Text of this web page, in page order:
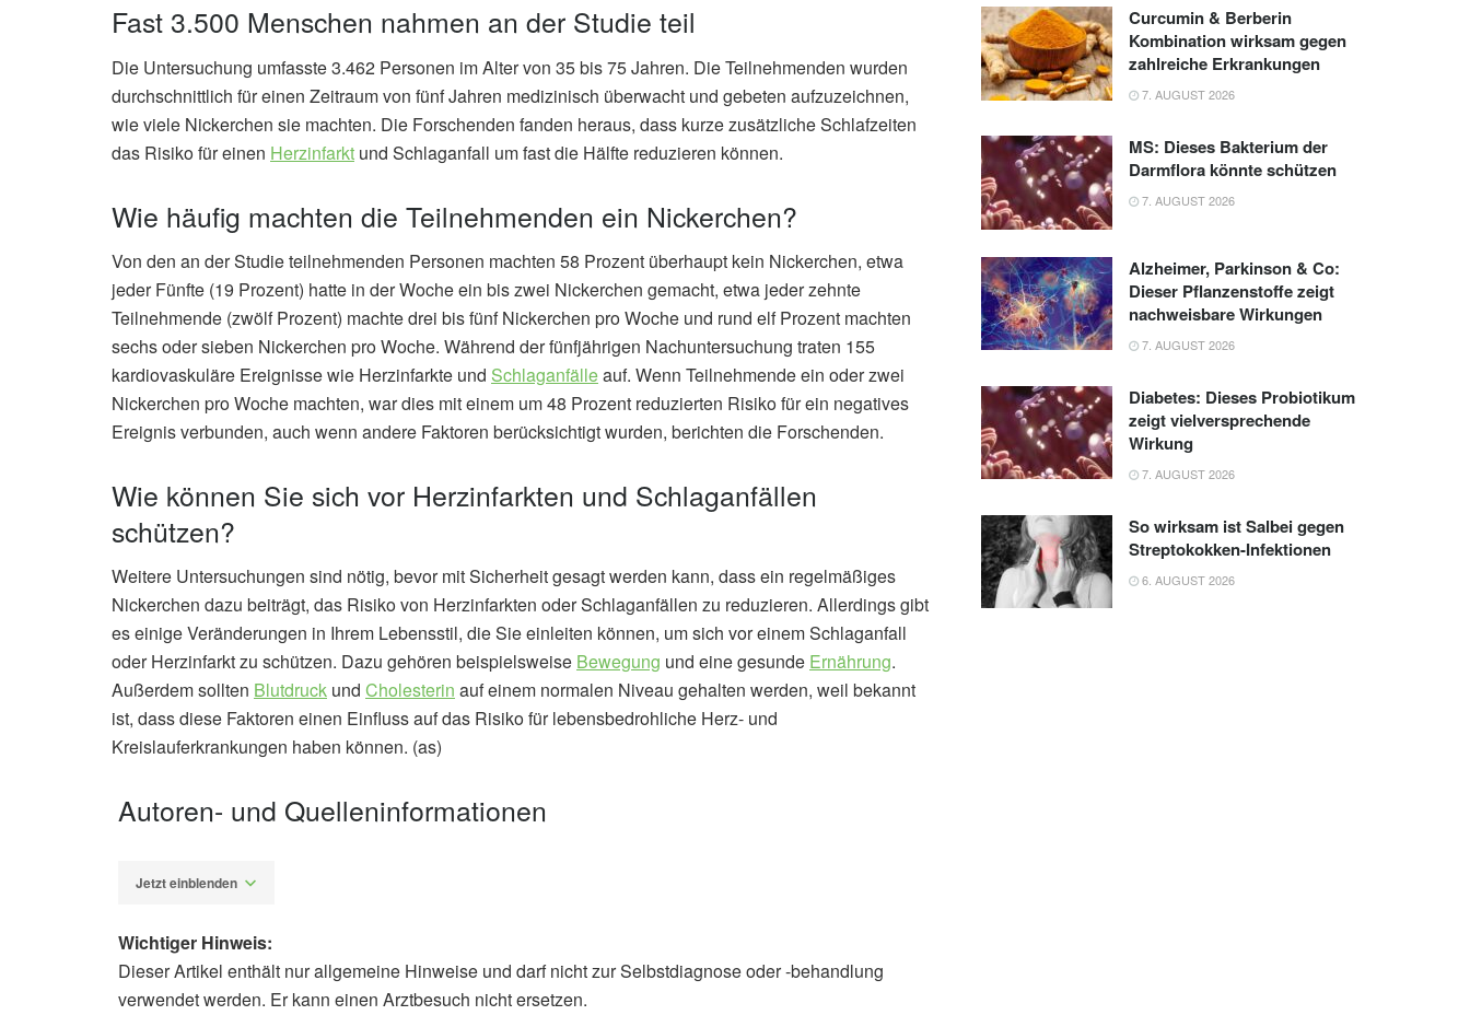
Fast 3.500 Menschen nahmen an der Studie teil
Die Untersuchung umfasste 3.462 Personen im Alter von 35 bis 75 Jahren. Die Teilnehmenden wurden
durchschnittlich für einen Zeitraum von fünf Jahren medizinisch überwacht und gebeten aufzuzeichnen,
wie viele Nickerchen sie machten. Die Forschenden fanden heraus, dass kurze zusätzliche Schlafzeiten
das Risiko für einen Herzinfarkt und Schlaganfall um fast die Hälfte reduzieren können.
Wie häufig machten die Teilnehmenden ein Nickerchen?
Von den an der Studie teilnehmenden Personen machten 58 Prozent überhaupt kein Nickerchen, etwa
jeder Fünfte (19 Prozent) hatte in der Woche ein bis zwei Nickerchen gemacht, etwa jeder zehnte
Teilnehmende (zwölf Prozent) machte drei bis fünf Nickerchen pro Woche und rund elf Prozent machten
sechs oder sieben Nickerchen pro Woche. Während der fünfjährigen Nachuntersuchung traten 155
kardiovaskuläre Ereignisse wie Herzinfarkte und Schlaganfälleauf. Wenn Teilnehmende ein oder zwei
Nickerchen pro Woche machten, war dies mit einem um 48 Prozent reduzierten Risiko für ein negatives
Ereignis verbunden, auch wenn andere Faktoren berücksichtigt wurden, berichten die Forschenden.
Wie können Sie sich vor Herzinfarkten und Schlaganfällen
schützen?
Weitere Untersuchungen sind nötig, bevor mit Sicherheit gesagt werden kann, dass ein regelmäßiges
Nickerchen dazu beiträgt, das Risiko von Herzinfarkten oder Schlaganfällen zu reduzieren. Allerdings gibt
es einige Veränderungen in Ihrem Lebensstil, die Sie einleiten können, um sich vor einem Schlaganfall
oder Herzinfarkt zu schützen. Dazu gehören beispielsweise Bewegung und eine gesunde Ernährung.
Außerdem sollten Blutdruck und Cholesterin auf einem normalen Niveau gehalten werden, weil bekannt
ist, dass diese Faktoren einen Einfluss auf das Risiko für lebensbedrohliche Herz- und
Kreislauferkrankungen haben können. (as)
Autoren- und Quelleninformationen
Jetzt einblenden
Alexander Stindt
Wichtiger Hinweis:
Dieser Artikel enthält nur allgemeine Hinweise und darf nicht zur Selbstdiagnose oder -behandlung
verwendet werden. Er kann einen Arztbesuch nicht ersetzen.
Curcumin & Berberin
Kombination wirksam gegen
zahlreiche Erkrankungen
7. AUGUST 2026
MS: Dieses Bakterium der
Darmflora könnte schützen
7. AUGUST 2026
Alzheimer, Parkinson & Co:
Dieser Pflanzenstoffe zeigt
nachweisbare Wirkungen
7. AUGUST 2026
Diabetes: Dieses Probiotikum
zeigt vielversprechende
Wirkung
7. AUGUST 2026
So wirksam ist Salbei gegen
Streptokokken-Infektionen
6. AUGUST 2026